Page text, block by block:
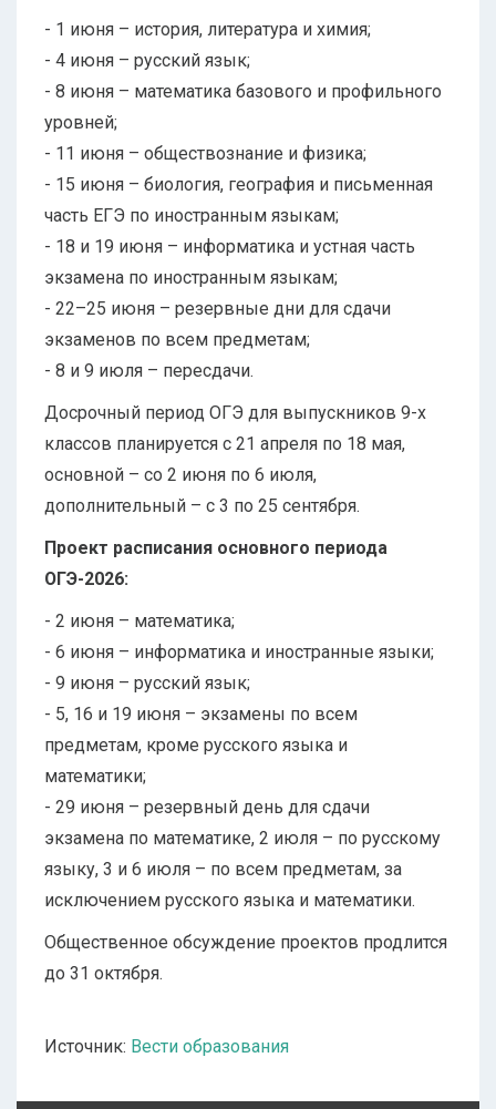
- 1 июня – история, литература и химия;
- 4 июня – русский язык;
- 8 июня – математика базового и профильного
уровней;
- 11 июня – обществознание и физика;
- 15 июня – биология, география и письменная
часть ЕГЭ по иностранным языкам;
- 18 и 19 июня – информатика и устная часть
экзамена по иностранным языкам;
- 22–25 июня – резервные дни для сдачи
экзаменов по всем предметам;
- 8 и 9 июля – пересдачи.
Досрочный период ОГЭ для выпускников 9-х
классов планируется с 21 апреля по 18 мая,
основной – со 2 июня по 6 июля,
дополнительный – с 3 по 25 сентября.
Проект расписания основного периода
ОГЭ-2026:
- 2 июня – математика;
- 6 июня – информатика и иностранные языки;
- 9 июня – русский язык;
- 5, 16 и 19 июня – экзамены по всем
предметам, кроме русского языка и
математики;
- 29 июня – резервный день для сдачи
экзамена по математике, 2 июля – по русскому
языку, 3 и 6 июля – по всем предметам, за
исключением русского языка и математики.
Общественное обсуждение проектов продлится
до 31 октября.
Источник: Вести образования